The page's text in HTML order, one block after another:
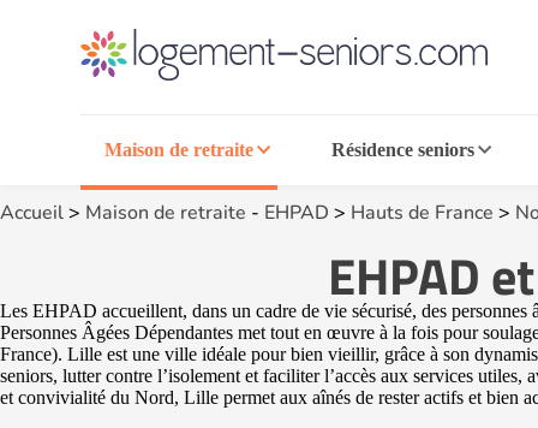
Maison de retraite Résidence seniors
Accueil> Maison de retraite - EHPAD > Hauts de France >
EHPAD
Les EHPAD accueillent, dans un cadre de vie sécurisé, des
Personnes Âgées Dépendantes met tout en œuvre à la fois pour
France). Lille est une ville idéale pour bien vieillir, grâce à son
seniors, lutter contre l’isolement et faciliter l’accès aux services
et convivialité du Nord, Lille permet aux aînés de rester actifs et bien